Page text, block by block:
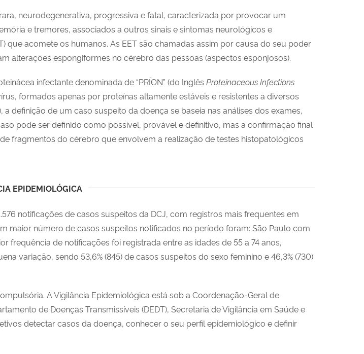
neurodegenerativa, progressiva e fatal, caracterizada por provocar um
e tremores, associados a outros sinais e sintomas neurológicos e
que acomete os humanos. As EET são chamadas assim por causa do seu poder
alterações espongiformes no cérebro das pessoas (aspectos esponjosos).
infectante denominada de “PRÍON” (do Inglês Proteinaceous Infections
formados apenas por proteínas altamente estáveis e resistentes a diversos
definição de um caso suspeito da doença se baseia nas análises dos exames,
pode ser definido como possível, provável e definitivo, mas a confirmação final
fragmentos do cérebro que envolvem a realização de testes histopatológicos
EPIDEMIOLÓGICA
notificações de casos suspeitos da DCJ, com registros mais frequentes em
maior número de casos suspeitos notificados no período foram: São Paulo com
frequência de notificações foi registrada entre as idades de 55 a 74 anos,
variação, sendo 53,6% (845) de casos suspeitos do sexo feminino e 46,3% (730)
A Vigilância Epidemiológica está sob a Coordenação-Geral de
de Doenças Transmissíveis (DEDT), Secretaria de Vigilância em Saúde e
detectar casos da doença, conhecer o seu perfil epidemiológico e definir